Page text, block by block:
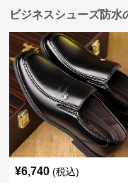
ビジネスシューズ防水
¥6,740 (税込)